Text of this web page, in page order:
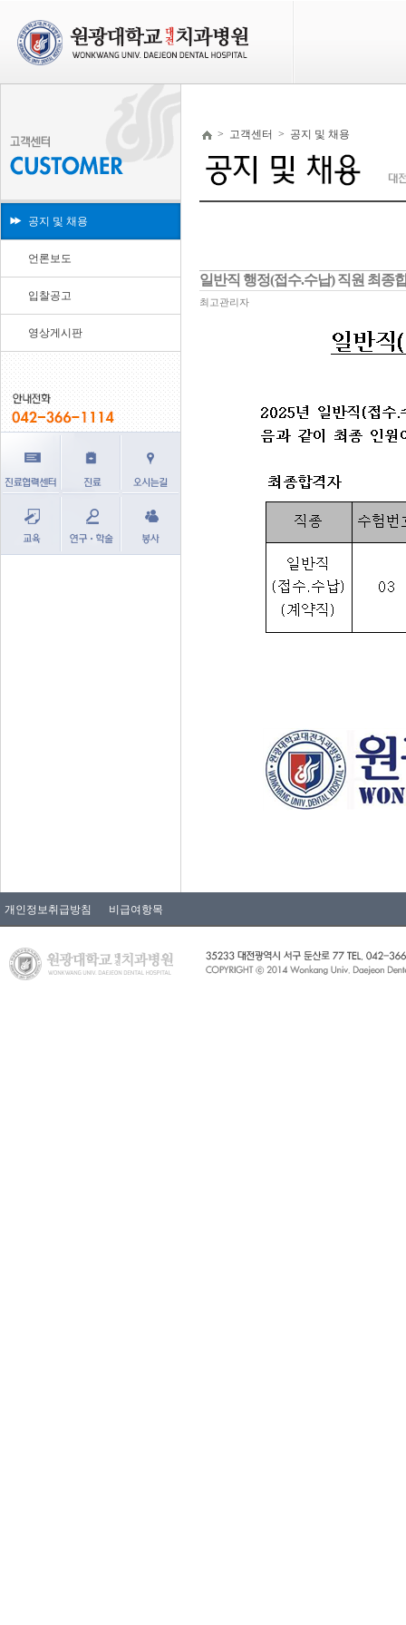
공지 및 채용
언론보도
입찰공고
영상게시판
> 고객센터 > 공지 및 채용
일반직 행정(접수.수납) 직원 최종
최고관리자
개인정보취급방침 비급여항목